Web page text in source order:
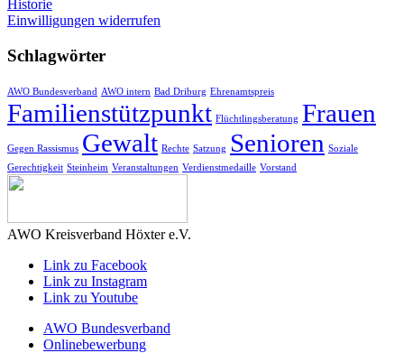
Historie
Einwilligungen widerrufen
Schlagwörter
AWO Bundesverband AWO intern Bad Driburg Ehrenamtspreis
Familienstützpunkt Flüchtlingsberatung Frauen
Gegen Rassismus Gewalt Rechte Satzung Senioren Soziale
Gerechtigkeit Steinheim Veranstaltungen Verdienstmedaille Vorstand
AWO Kreisverband Höxter e.V.
Link zu Facebook
Link zu Instagram
Link zu Youtube
AWO Bundesverband
Onlinebewerbung